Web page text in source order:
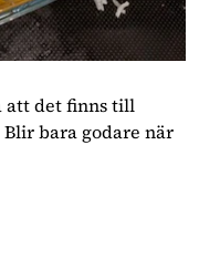
att det finns till
bara godare när